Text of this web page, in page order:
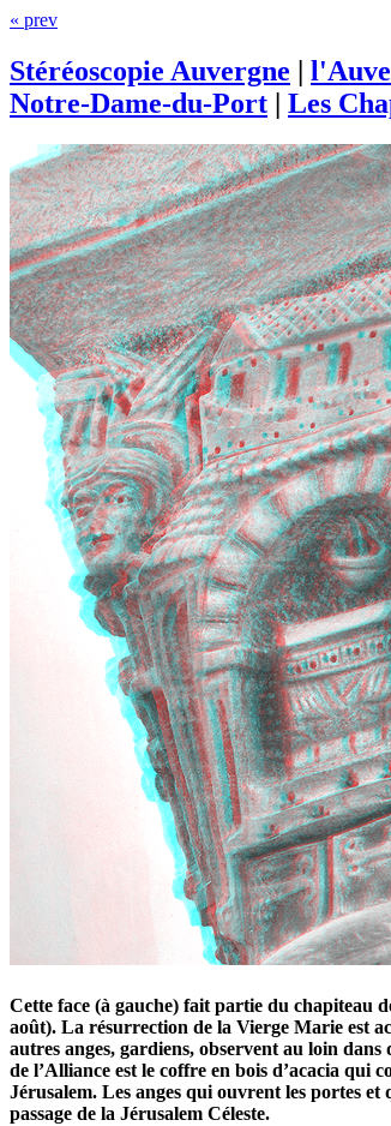
« prev
Stéréoscopie Auvergne |
Notre-Dame-du-Port | Les
Cette face (à gauche) fait partie du chapiteau
août). La résurrection de la Vierge Marie est
autres anges, gardiens, observent au loin
de l’Alliance est le coffre en bois d’acacia qui
Jérusalem. Les anges qui ouvrent les portes
passage de la Jérusalem Céleste.